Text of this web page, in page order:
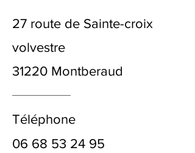
27 route de Sainte-croix
volvestre
31220 Montberaud
Téléphone
06 68 53 24 95